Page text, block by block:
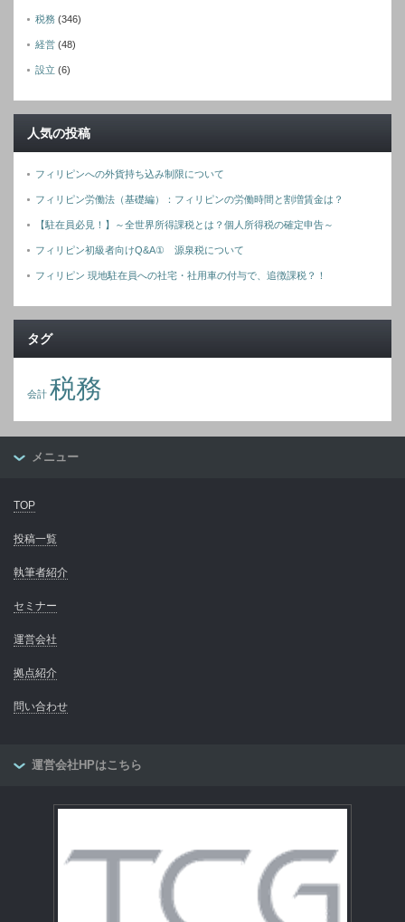
税務 (346)
経営 (48)
設立 (6)
人気の投稿
フィリピンへの外貨持ち込み制限について
フィリピン労働法（基礎編）：フィリピンの労働時間と割増賃金は？
【駐在員必見！】～全世界所得課税とは？個人所得税の確定申告～
フィリピン初級者向けQ&A① 源泉税について
フィリピン 現地駐在員への社宅・社用車の付与で、追徴課税？！
タグ
会計 税務
メニュー
TOP
投稿一覧
執筆者紹介
セミナー
運営会社
拠点紹介
問い合わせ
運営会社HPはこちら